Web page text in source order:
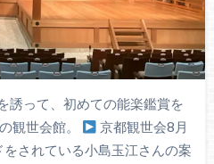
誘って、初めての能楽鑑賞を
観世会館。
京都観世会8月
されている小島玉江さんの案